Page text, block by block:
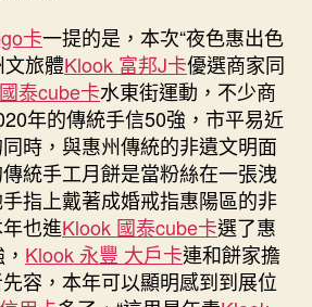
卡一提的是，本次“夜色惠出色
文旅體Klook 富邦J卡優選商家同
泰cube卡水東街運動，不少商
年的傳統手信50強，市平易近
時，與惠州傳統的非遺文明面
統手工月餅是當粉絲在一張洩
指上戴著成婚戒指惠陽區的非
也進Klook 國泰cube卡選了惠
Klook 永豐 大戶卡連和餅家擔
容，本年可以顯明感到到展位